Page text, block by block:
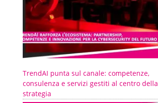
TrendAI punta sul canale: competenze,
consulenza e servizi gestiti al centro della
strategia